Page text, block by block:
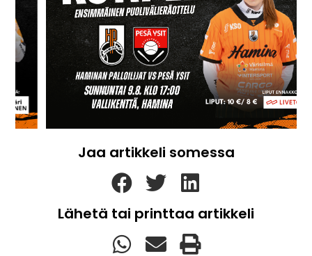
Jaa artikkeli somessa
Lähetä tai printtaa artikkeli